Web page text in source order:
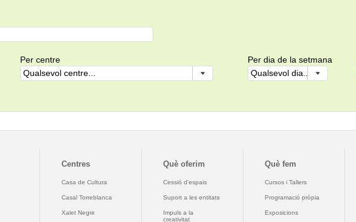
Per centre Per dia de la setmana
Centres
Casa de Cultura
Casal Torreblanca
Xalet Negre
Què oferim
Cessió d'espais
Suport a les entitats
Impuls a la
creativitat
Què fem
Cursos i Tallers
Programació pròpia
Exposicions